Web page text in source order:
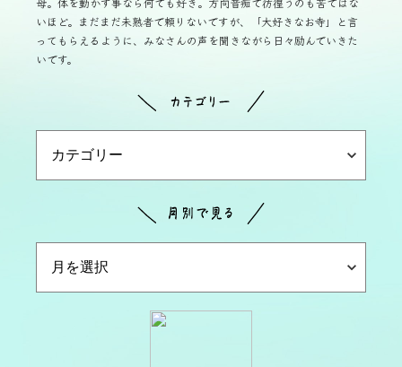
いほど。まだまだ未熟者で頼りないですが、「大好きなお寺」と言
ってもらえるように、みなさんの声を聞きながら日々励んでいきた
いです。